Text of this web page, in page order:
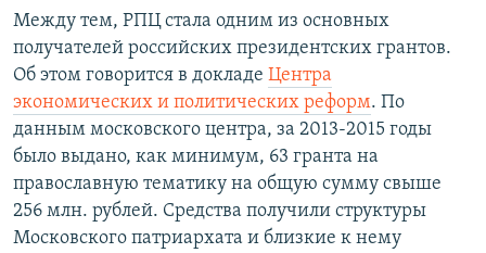
Между тем, РПЦ стала одним из основных
получателей российских президентских грантов.
Об этом говорится в докладе Центра
экономических и политических реформ. По
данным московского центра, за 2013-2015 годы
было выдано, как минимум, 63 гранта на
православную тематику на общую сумму свыше
256 млн. рублей. Средства получили структуры
Московского патриархата и близкие к нему